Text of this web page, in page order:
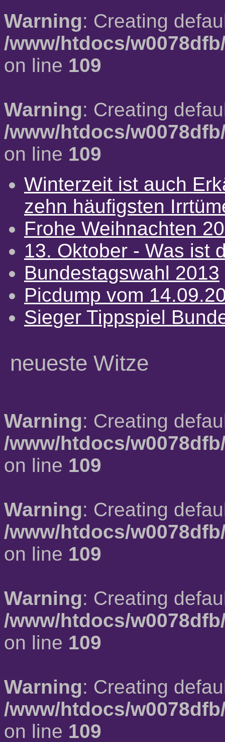
Warning: Creating
/www/htdocs/
on line 109
Warning: Creating
/www/htdocs/
on line 109
Winterzeit ist auch
zehn häufigsten
Frohe Weihnachten
13. Oktober - Was ist
Bundestagswahl 2013
Picdump vom
Sieger Tippspiel
neueste Witze
Warning: Creating
/www/htdocs/
on line 109
Warning: Creating
/www/htdocs/
on line 109
Warning: Creating
/www/htdocs/
on line 109
Warning: Creating
/www/htdocs/
on line 109